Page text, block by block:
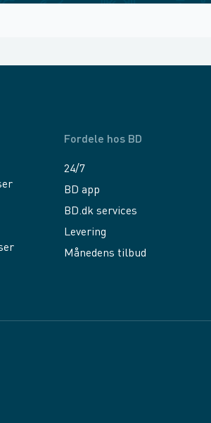
Fordele hos BD
24/7
BD app
BD.dk services
Levering
Månedens tilbud